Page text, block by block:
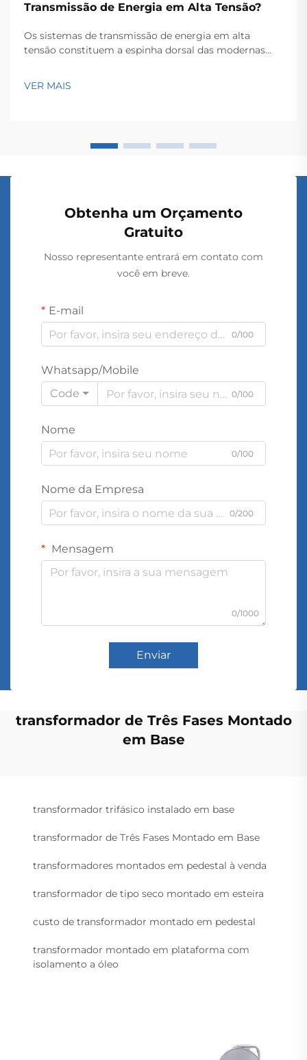
Transmissão de Energia em Alta Tensão?
Os sistemas de transmissão de energia em alta
tensão constituem a espinha dorsal das modernas
distâncias. No coração dessas redes complexas
VER MAIS
Obtenha um Orçamento
Gratuito
Nosso representante entrará em contato com
você em breve.
E-mail
0/100
Whatsapp/Mobile
Code
0/100
Nome
0/100
Nome da Empresa
0/200
Mensagem
0/1000
Enviar
transformador de Três Fases Montado
em Base
transformador trifásico instalado em base
transformador de Três Fases Montado em Base
transformadores montados em pedestal à venda
transformador de tipo seco montado em esteira
custo de transformador montado em pedestal
transformador montado em plataforma com
isolamento a óleo